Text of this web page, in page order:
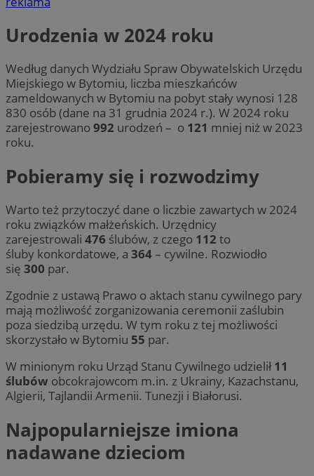
Urodzenia w 2024 roku
Według danych Wydziału Spraw Obywatelskich Urzędu
Miejskiego w Bytomiu, liczba mieszkańców
zameldowanych w Bytomiu na pobyt stały wynosi 128
830 osób (dane na 31 grudnia 2024 r.). W 2024 roku
zarejestrowano992 urodzeń – o 121 mniej niż w 2023
roku.
Pobieramy się i rozwodzimy
Warto też przytoczyć dane o liczbie zawartych w 2024
roku związków małżeńskich. Urzędnicy
zarejestrowali 476 ślubów, z czego 112 to
śluby konkordatowe, a 364– cywilne. Rozwiodło
się 300 par.
Zgodnie z ustawą Prawo o aktach stanu cywilnego pary
mają możliwość zorganizowania ceremonii zaślubin
poza siedzibą urzędu. W tym roku z tej możliwości
skorzystało w Bytomiu 55 par.
W minionym roku Urząd Stanu Cywilnego udzielił11
ślubów obcokrajowcom m.in. z Ukrainy, Kazachstanu,
Algierii, Tajlandii Armenii. Tunezji i Białorusi.
Najpopularniejsze imiona
nadawane dzieciom